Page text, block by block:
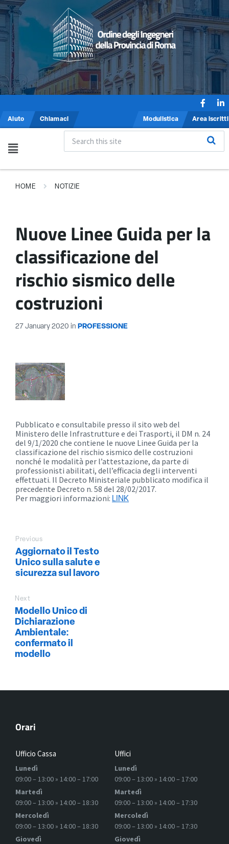
Aiuto Chiamaci Modulistica Area iscritti
HOME NOTIZIE
Nuove Linee Guida per la
classificazione del
rischio sismico delle
costruzioni
27 January 2020 in PROFESSIONE
Pubblicato e consultabile presso il sito web del
Ministero delle Infrastrutture e dei Trasporti, il DM n. 24
del 9/1/2020 che contiene le nuove Linee Guida per la
classificazione del rischio sismico delle costruzioni
nonché le modalità per l’attestazione, da parte di
professionisti abilitati, dell’efficacia degli interventi
effettuati. Il Decreto Ministeriale pubblicato modifica il
precedente Decreto n. 58 del 28/02/2017.
Per maggiori informazioni: LINK
Previous
Aggiornato il Testo
Unico sulla salute e
sicurezza sul lavoro
Next
Modello Unico di
Dichiarazione
Ambientale:
confermato il
modello
Orari
Ufficio Cassa
Lunedì
09:00 – 13:00 » 14:00 – 17:00
Martedì
09:00 – 13:00 » 14:00 – 18:30
Mercoledì
09:00 – 13:00 » 14:00 – 18:30
Giovedì
Uffici
Lunedì
09:00 – 13:00 » 14:00 – 17:00
Martedì
09:00 – 13:00 » 14:00 – 17:30
Mercoledì
09:00 – 13:00 » 14:00 – 17:30
Giovedì